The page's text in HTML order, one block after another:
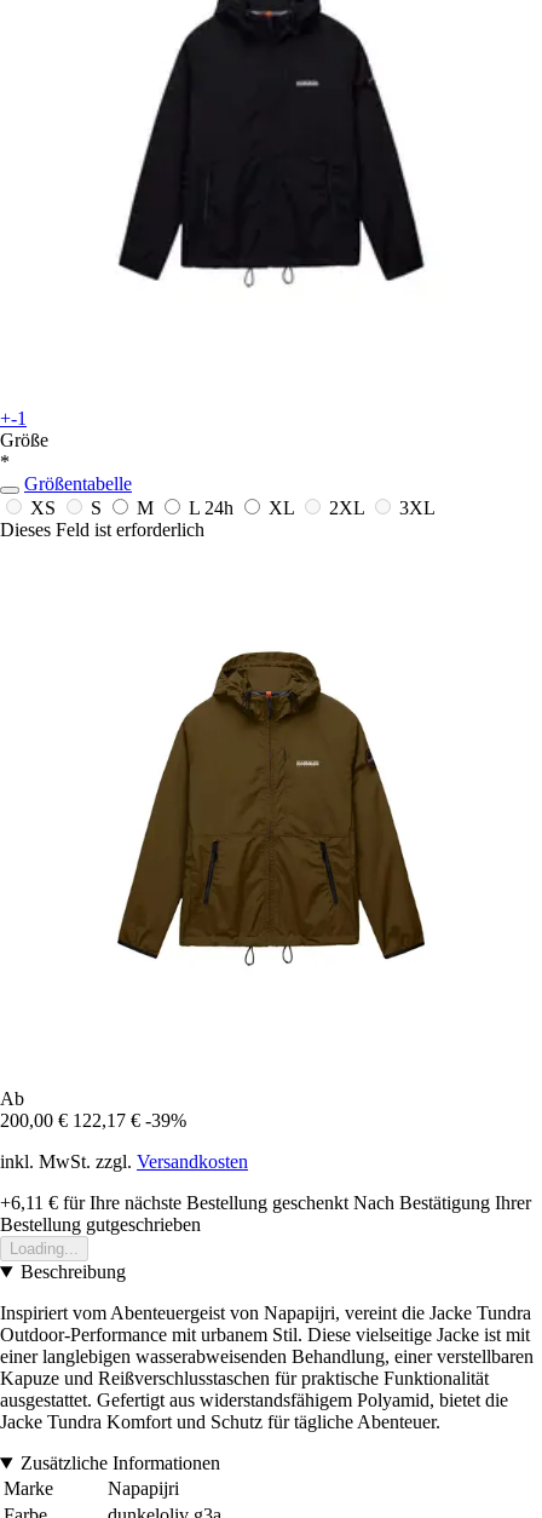
+-1
Größe
*
Größentabelle
XS
S M L 24h XL 2XL
3XL
Dieses Feld ist erforderlich
Ab
200,00 € 122,17 € -39%
inkl. MwSt. zzgl. Versandkosten
+6,11 € für Ihre nächste Bestellung geschenkt Nach Bestätigung Ihrer
Bestellung gutgeschrieben
Loading...
Beschreibung
Inspiriert vom Abenteuergeist von Napapijri, vereint die Jacke Tundra
Outdoor-Performance mit urbanem Stil. Diese vielseitige Jacke ist mit
einer langlebigen wasserabweisenden Behandlung, einer verstellbaren
Kapuze und Reißverschlusstaschen für praktische Funktionalität
ausgestattet. Gefertigt aus widerstandsfähigem Polyamid, bietet die
Jacke Tundra Komfort und Schutz für tägliche Abenteuer.
Zusätzliche Informationen
Marke
Napapijri